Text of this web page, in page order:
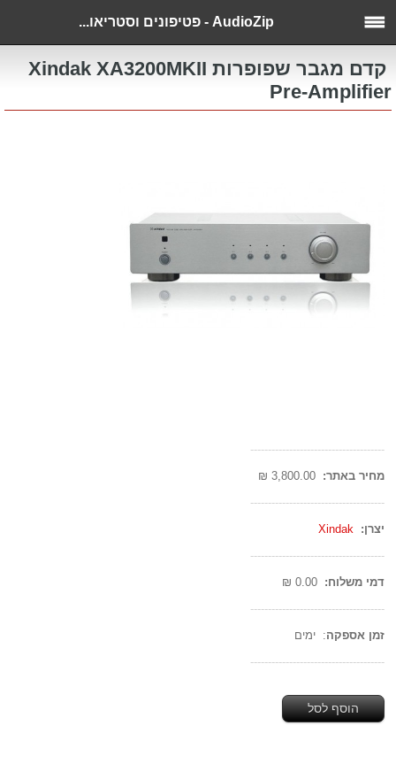
AudioZip - פטיפונים וסטריאו...
קדם מגבר שפופרות Xindak XA3200MKII
Pre-Amplifier
--------------------------------------
מחיר באתר:
--------------------------------------
יצרן: Xindak
--------------------------------------
דמי משלוח:
--------------------------------------
זמן אספקה: ימים
--------------------------------------
הוסף לסל